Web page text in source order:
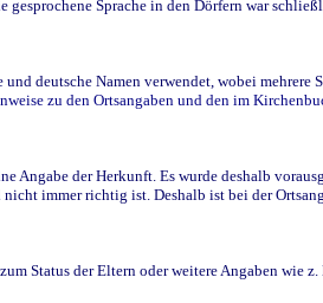
gesprochene Sprache in den Dörfern war
deutsche Namen verwendet, wobei
zu den Ortsangaben und den im
Angabe der Herkunft. Es wurde deshalb
immer richtig ist. Deshalb ist bei der
Status der Eltern oder weitere Angaben wie